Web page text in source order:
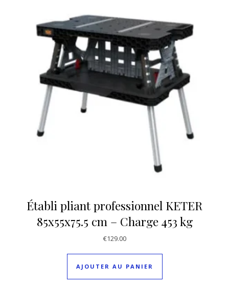
Établi pliant professionnel KETER
85x55x75.5 cm – Charge 453 kg
€129.00
AJOUTER AU PANIER